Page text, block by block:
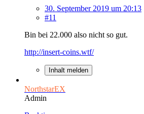
30. September 2019 um 20:13
#11
Bin bei 22.000 also nicht so gut.
http://insert-coins.wtf/
Inhalt melden
NorthstarEX
Admin